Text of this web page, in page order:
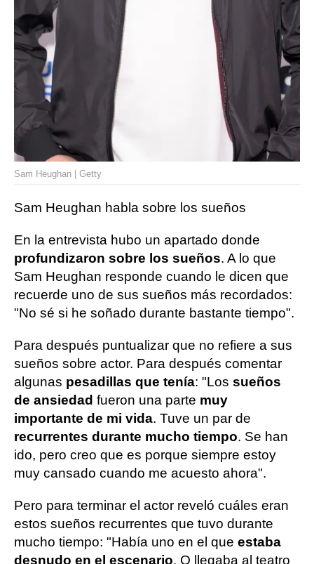
Sam Heughan | Getty
Sam Heughan habla sobre los sueños
En la entrevista hubo un apartado donde
profundizaron sobre los sueños. A lo que
Sam Heughan responde cuando le dicen que
recuerde uno de sus sueños más recordados:
"No sé si he soñado durante bastante tiempo".
Para después puntualizar que no refiere a sus
sueños sobre actor. Para después comentar
algunas pesadillas que tenía: "Los sueños
de ansiedad fueron una parte muy
importante de mi vida. Tuve un par de
recurrentes durante mucho tiempo. Se han
ido, pero creo que es porque siempre estoy
muy cansado cuando me acuesto ahora".
Pero para terminar el actor reveló cuáles eran
estos sueños recurrentes que tuvo durante
mucho tiempo: "Había uno en el que estaba
desnudo en el escenario. O llegaba al teatro